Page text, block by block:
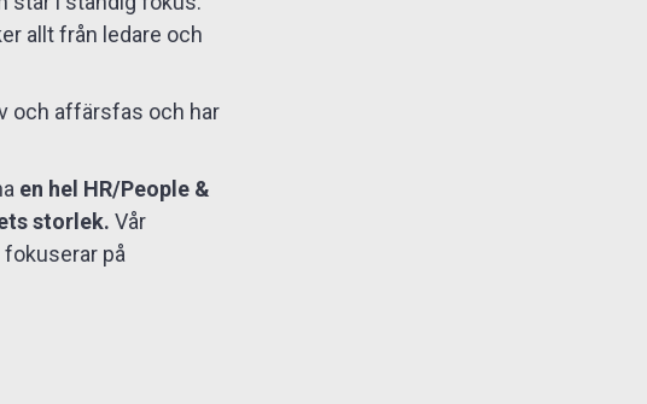
allt från ledare och
och affärsfas och har
en hel HR/People &
storlek. Vår
på